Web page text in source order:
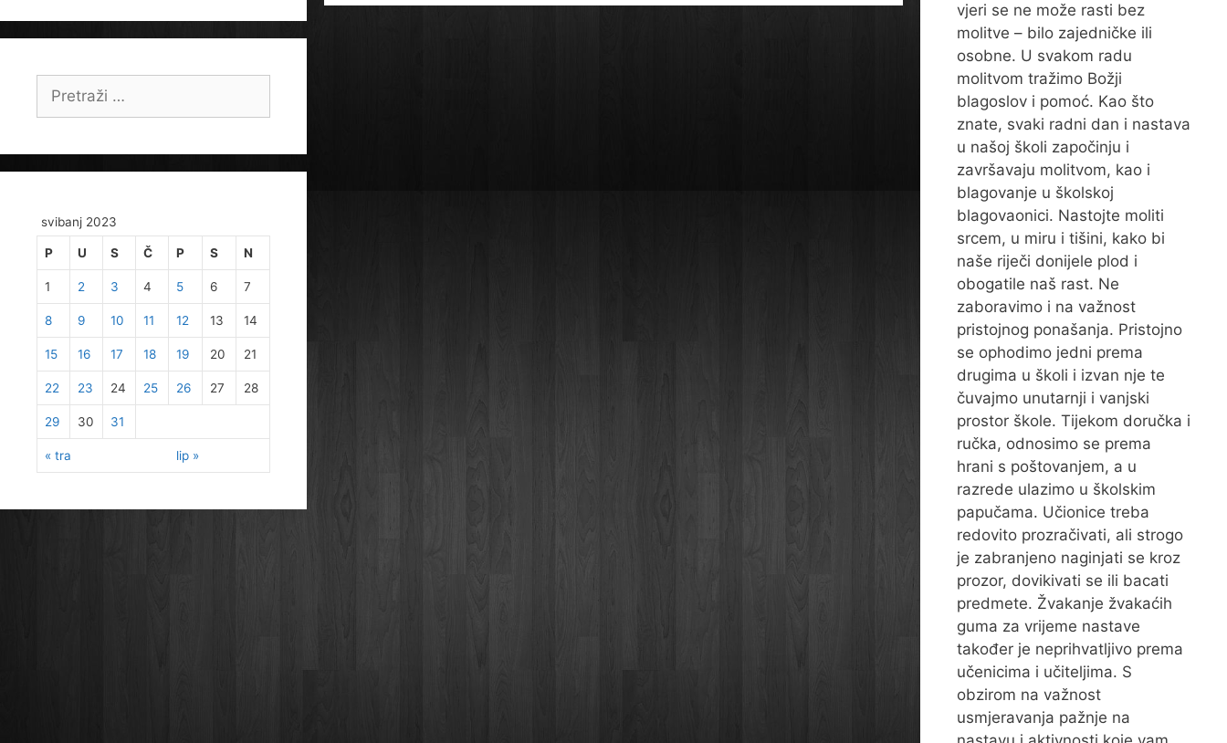
svibanj 2023
P U S Č P S N
« tra lip »
1 2 3 4 5 6 7
8 9 10 11 12 13 14
15 16 17 18 19 20 21
22 23 24 25 26 27 28
29 30 31
vjeri se ne može rasti bez
molitve – bilo zajedničke ili
osobne. U svakom radu
molitvom tražimo Božji
blagoslov i pomoć. Kao što
znate, svaki radni dan i nastava
u našoj školi započinju i
završavaju molitvom, kao i
blagovanje u školskoj
blagovaonici. Nastojte moliti
srcem, u miru i tišini, kako bi
naše riječi donijele plod i
obogatile naš rast. Ne
zaboravimo i na važnost
pristojnog ponašanja. Pristojno
se ophodimo jedni prema
drugima u školi i izvan nje te
čuvajmo unutarnji i vanjski
prostor škole. Tijekom doručka i
ručka, odnosimo se prema
hrani s poštovanjem, a u
razrede ulazimo u školskim
papučama. Učionice treba
redovito prozračivati, ali strogo
je zabranjeno naginjati se kroz
prozor, dovikivati se ili bacati
predmete. Žvakanje žvakaćih
guma za vrijeme nastave
također je neprihvatljivo prema
učenicima i učiteljima. S
obzirom na važnost
usmjeravanja pažnje na